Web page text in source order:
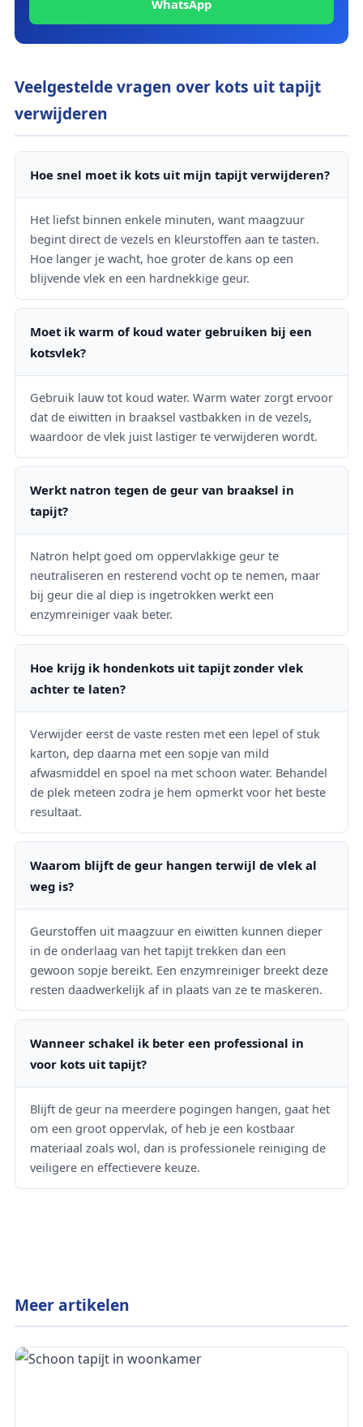
WhatsApp
Veelgestelde vragen over kots uit tapijt
verwijderen
Hoe snel moet ik kots uit mijn tapijt verwijderen?
Het liefst binnen enkele minuten, want maagzuur
begint direct de vezels en kleurstoffen aan te tasten.
Hoe langer je wacht, hoe groter de kans op een
blijvende vlek en een hardnekkige geur.
Moet ik warm of koud water gebruiken bij een
kotsvlek?
Gebruik lauw tot koud water. Warm water zorgt ervoor
dat de eiwitten in braaksel vastbakken in de vezels,
waardoor de vlek juist lastiger te verwijderen wordt.
Werkt natron tegen de geur van braaksel in
tapijt?
Natron helpt goed om oppervlakkige geur te
neutraliseren en resterend vocht op te nemen, maar
bij geur die al diep is ingetrokken werkt een
enzymreiniger vaak beter.
Hoe krijg ik hondenkots uit tapijt zonder vlek
achter te laten?
Verwijder eerst de vaste resten met een lepel of stuk
karton, dep daarna met een sopje van mild
afwasmiddel en spoel na met schoon water. Behandel
de plek meteen zodra je hem opmerkt voor het beste
resultaat.
Waarom blijft de geur hangen terwijl de vlek al
weg is?
Geurstoffen uit maagzuur en eiwitten kunnen dieper
in de onderlaag van het tapijt trekken dan een
gewoon sopje bereikt. Een enzymreiniger breekt deze
resten daadwerkelijk af in plaats van ze te maskeren.
Wanneer schakel ik beter een professional in
voor kots uit tapijt?
Blijft de geur na meerdere pogingen hangen, gaat het
om een groot oppervlak, of heb je een kostbaar
materiaal zoals wol, dan is professionele reiniging de
veiligere en effectievere keuze.
Meer artikelen